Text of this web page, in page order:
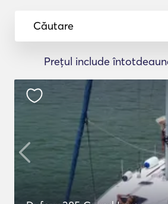
Căutare
Prețul include